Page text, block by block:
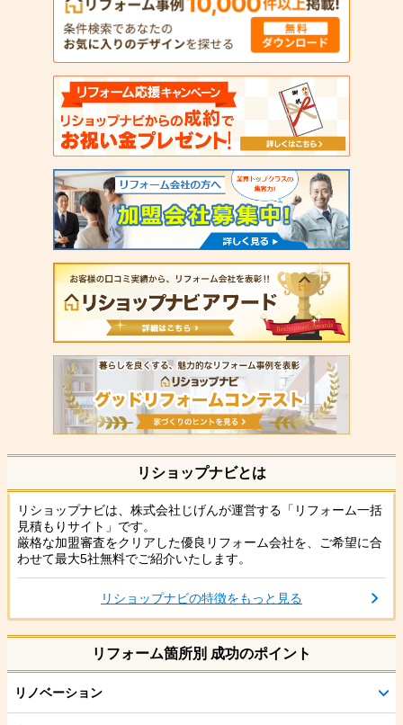
リショップナビとは
リショップナビは、株式会社じげんが運営する「リフォーム一括
見積もりサイト」です。
厳格な加盟審査をクリアした優良リフォーム会社を、ご希望に合
わせて最大5社無料でご紹介いたします。
リショップナビの特徴をもっと見る
リフォーム箇所別 成功のポイント
リノベーション